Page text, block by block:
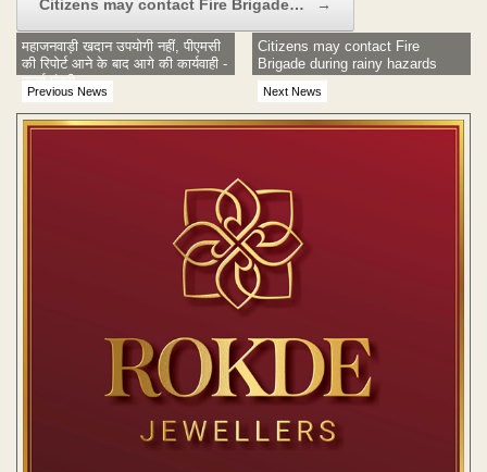
Citizens may contact Fire Brigade… →
Previous News
महाजनवाड़ी खदान उपयोगी नहीं, पीएमसी
की रिपोर्ट आने के बाद आगे की कार्यवाही -
ऊर्जा मंत्री
Next News
Citizens may contact Fire
Brigade during rainy hazards